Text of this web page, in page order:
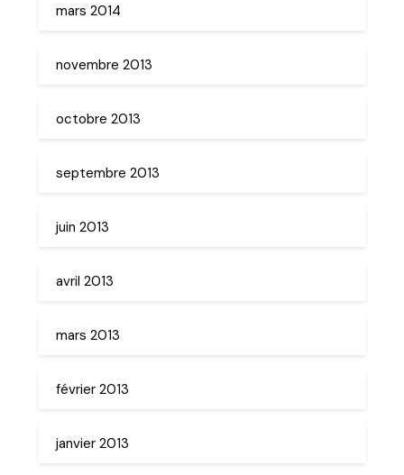
mars 2014
novembre 2013
octobre 2013
septembre 2013
juin 2013
avril 2013
mars 2013
février 2013
janvier 2013